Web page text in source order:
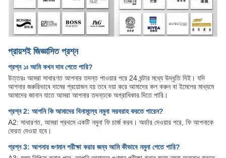
প্রায়শই জিজ্ঞাসিত প্রশ্ন
প্রশ্ন ১ঃ আমি কখন দাম পেতে পারি?
উত্তরঃ আমরা সাধারণত আপনার তদন্ত পাওয়ার পরে 24 ঘন্টার মধ্যে উদ্ধৃতি দিই। যদি
আপনার জরুরিভাবে দামের প্রয়োজন হয় তবে দয়া করে আমাদের কল করুন বা ইমেলের মাধ্যমে
আমাদের জানান যাতে আমরা আপনার তদন্তকে অগ্রাধিকার দিতে পারি।
প্রশ্ন 2: আপনি কি আমাদের বিনামূল্যে নমুনা সরবরাহ করতে পারেন?
A2: সাধারণত, আমরা প্রথমে একটি নমুনা ফি চার্জ করব। অর্ডার দেওয়ার পরে, ফি আপনাকে
ফেরত দেওয়া হবে।
প্রশ্ন 3: আপনার গুণমান পরীক্ষা করার জন্য আমি কীভাবে নমুনা পেতে পারি?